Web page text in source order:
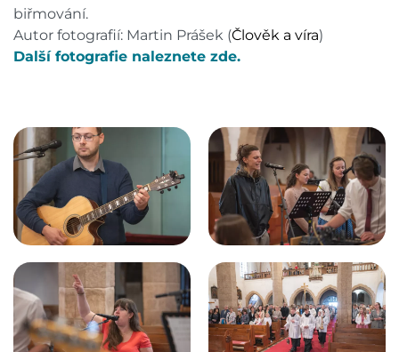
biřmování.
Autor fotografií: Martin Prášek (Člověk a víra)
Další fotografie naleznete zde.